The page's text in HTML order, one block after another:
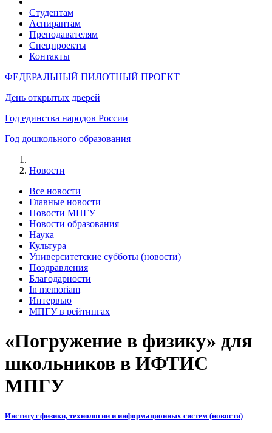
Студентам
Аспирантам
Преподавателям
Спецпроекты
Контакты
ФЕДЕРАЛЬНЫЙ ПИЛОТНЫЙ ПРОЕКТ
День открытых дверей
Год единства народов России
Год дошкольного образования
Новости
Все новости
Главные новости
Новости МПГУ
Новости образования
Наука
Культура
Университетские субботы (новости)
Поздравления
Благодарности
In memoriam
Интервью
МПГУ в рейтингах
«Погружение в физику» для
школьников в ИФТИС
МПГУ
Институт физики, технологии и информационных систем (новости)